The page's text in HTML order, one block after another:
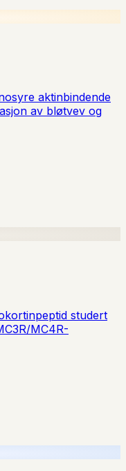
aktinbindende
av bløtvev og
studert
MC4R-